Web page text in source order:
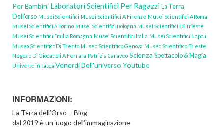
Per Bambini Laboratori Scientifici Per RagazziLa Terra
Dell'orso Musei Scientifici Musei Scientifici A Firenze Musei Scientifici A Roma
Musei Scientifici A Torino Musei Scientifici Bologna Musei Scientifici Di Trieste
Musei Scientifici Emilia Romagna Musei Scientifici Italia Musei Scientifici Napoli
Museo Scientifico Di Trento Museo Scientifico Genova Museo Scientifico Trieste
Negozio Di Giocattoli A Ferrara Patrizia Caraveo Scienza Spettacolo & Magia
Universo in tasca Venerdi Dell'universo Youtube
INFORMAZIONI:
La Terra dell’Orso – Blog
dal 2019 è un luogo dell’immaginazione